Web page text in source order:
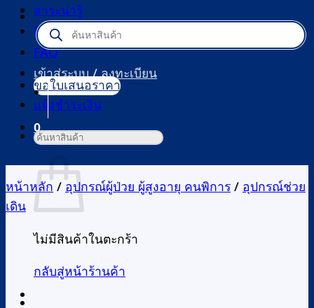
Products
search
เข้าสู่ระบบ / ลงทะเบียน
0
ตะกร้าสินค้า
ไม่มีสินค้าในตะกร้า
กลับสู่หน้าร้านค้า
สาระน่ารู้
ติดต่อเรา
FAQ
ขอใบเสนอราคา
แจ้งชำระเงิน
ค้นหา:
หน้าหลัก/อุปกรณ์ผู้ป่วย ผู้สูงอายุ คนพิการ/อุปกรณ์ช่วย
เดิน